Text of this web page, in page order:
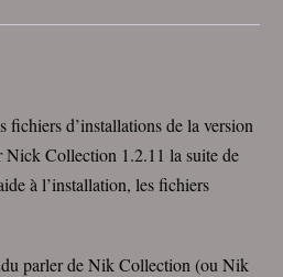
fichiers d’installations de la version
Collection 1.2.11 la suite de
à l’installation, les fichiers
parler de Nik Collection (ou Nik